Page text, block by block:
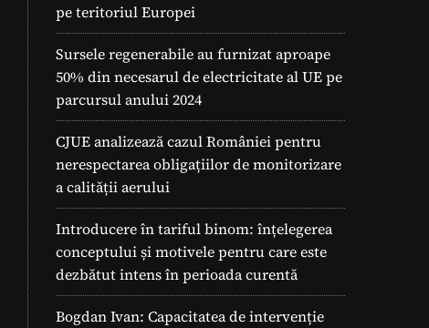
pe teritoriul Europei
Sursele regenerabile au furnizat aproape
50% din necesarul de electricitate al UE pe
parcursul anului 2024
CJUE analizează cazul României pentru
nerespectarea obligațiilor de monitorizare
a calității aerului
Introducere în tariful binom: înțelegerea
conceptului și motivele pentru care este
dezbătut intens în perioada curentă
Bogdan Ivan: Capacitatea de intervenție